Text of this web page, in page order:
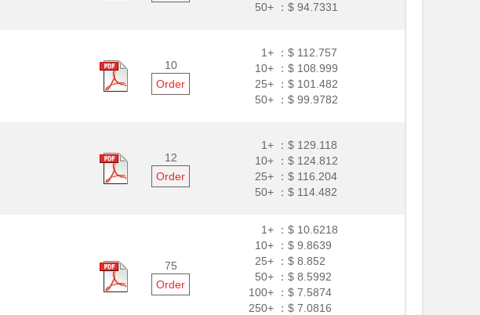
50+ ：$ 94.7331
10
Order
1+ ：$ 112.757
10+ ：$ 108.999
25+ ：$ 101.482
50+ ：$ 99.9782
12
Order
1+ ：$ 129.118
10+ ：$ 124.812
25+ ：$ 116.204
50+ ：$ 114.482
75
Order
1+ ：$ 10.6218
10+ ：$ 9.8639
25+ ：$ 8.852
50+ ：$ 8.5992
100+ ：$ 7.5874
250+ ：$ 7.0816